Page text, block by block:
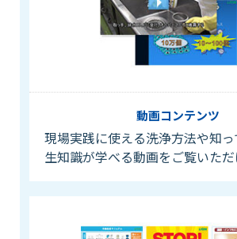
動画コンテンツ
現場実践に使える洗浄方法や知
生知識が学べる動画をご覧いただ